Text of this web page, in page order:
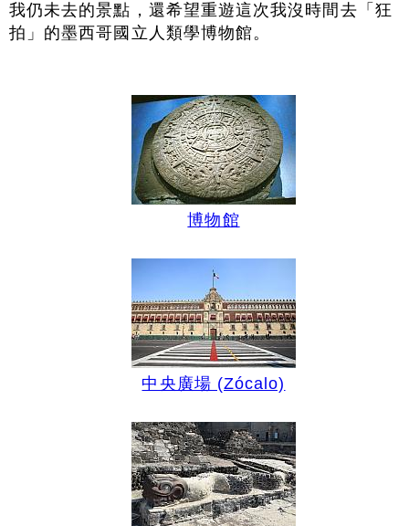
我仍未去的景點，還希望重遊這次我沒時間去「狂
拍」的墨西哥國立人類學博物館。
博物館
中央廣場 (Zócalo)